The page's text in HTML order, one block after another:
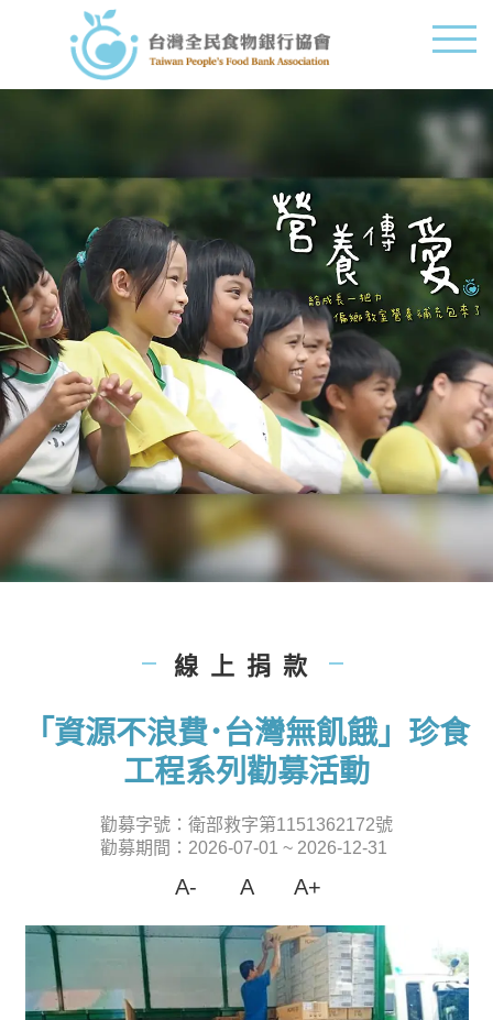
| 線上捐款 |
「資源不浪費･台灣無飢餓」珍食
工程系列勸募活動
勸募字號：衛部救字第1151362172號
勸募期間：2026-07-01 ~ 2026-12-31
A- A A+